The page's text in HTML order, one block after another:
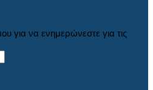
για να ενημερώνεστε για τις